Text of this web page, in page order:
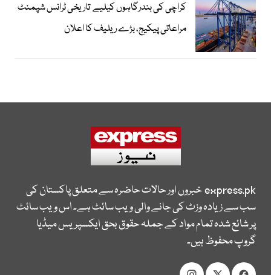
کراچی کی بندرگاہوں کیلیے تاریخی ٹرانس شپمنٹ
مراعاتی پیکیج، بڑے ریلیف کا اعلان
express.pkخبروں اور حالات حاضرہ سے متعلق پاکستان کی
سب سے زیادہ وزٹ کی جانے والی ویب سائٹ ہے۔ اس ویب سائٹ
پر شائع شدہ تمام مواد کے جملہ حقوق بحق ایکسپریس میڈیا
گروپ محفوظ ہیں۔